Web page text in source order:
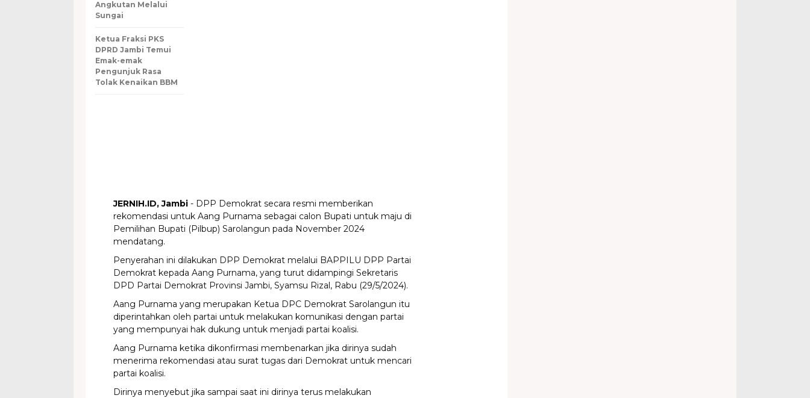
Angkutan Melalui
Sungai
Ketua Fraksi PKS
DPRD Jambi Temui
Emak-emak
Pengunjuk Rasa
Tolak Kenaikan BBM
JERNIH.ID, Jambi - DPP Demokrat secara resmi memberikan
rekomendasi untuk Aang Purnama sebagai calon Bupati untuk maju di
Pemilihan Bupati (Pilbup) Sarolangun pada November 2024
mendatang.
Penyerahan ini dilakukan DPP Demokrat melalui BAPPILU DPP Partai
Demokrat kepada Aang Purnama, yang turut didampingi Sekretaris
DPD Partai Demokrat Provinsi Jambi, Syamsu Rizal, Rabu (29/5/2024).
Aang Purnama yang merupakan Ketua DPC Demokrat Sarolangun itu
diperintahkan oleh partai untuk melakukan komunikasi dengan partai
yang mempunyai hak dukung untuk menjadi partai koalisi.
Aang Purnama ketika dikonfirmasi membenarkan jika dirinya sudah
menerima rekomendasi atau surat tugas dari Demokrat untuk mencari
partai koalisi.
Dirinya menyebut jika sampai saat ini dirinya terus melakukan